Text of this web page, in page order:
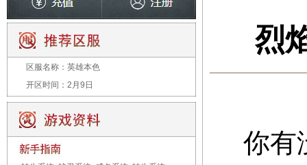
区服名称： 英雄本色
开区时间： 2月9日
烈
你有